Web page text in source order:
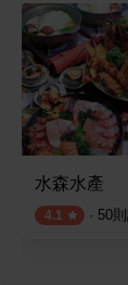
水森水產
4.1 · 50